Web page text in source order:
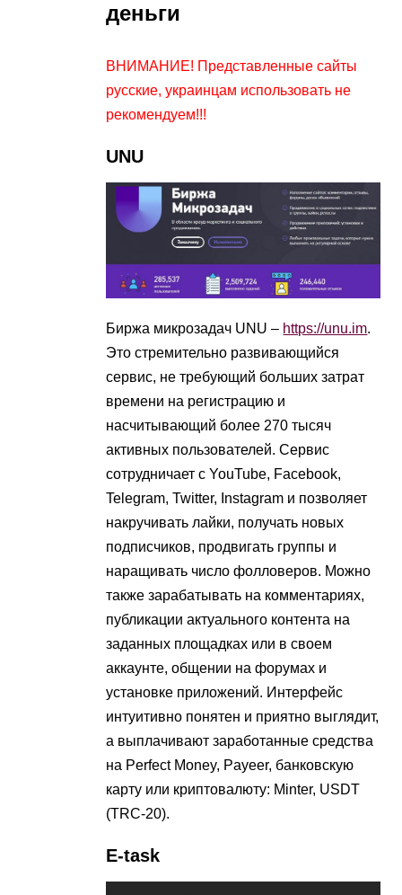
деньги
ВНИМАНИЕ! Представленные сайты
русские, украинцам использовать не
рекомендуем!!!
UNU
Биржа микрозадач UNU – https://unu.im.
Это стремительно развивающийся
сервис, не требующий больших затрат
времени на регистрацию и
насчитывающий более 270 тысяч
активных пользователей. Сервис
сотрудничает с YouTube, Facebook,
Telegram, Twitter, Instagram и позволяет
накручивать лайки, получать новых
подписчиков, продвигать группы и
наращивать число фолловеров. Можно
также зарабатывать на комментариях,
публикации актуального контента на
заданных площадках или в своем
аккаунте, общении на форумах и
установке приложений. Интерфейс
интуитивно понятен и приятно выглядит,
а выплачивают заработанные средства
на Perfect Money, Payeer, банковскую
карту или криптовалюту: Minter, USDT
(TRC-20).
E-task